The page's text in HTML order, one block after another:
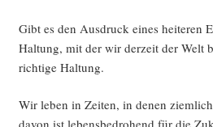
Gibt es den Aus­druck eines hei­te­ren
Hal­tung, mit der wir der­zeit der Welt
rich­ti­ge Haltung.
Wir leben in Zei­ten, in denen